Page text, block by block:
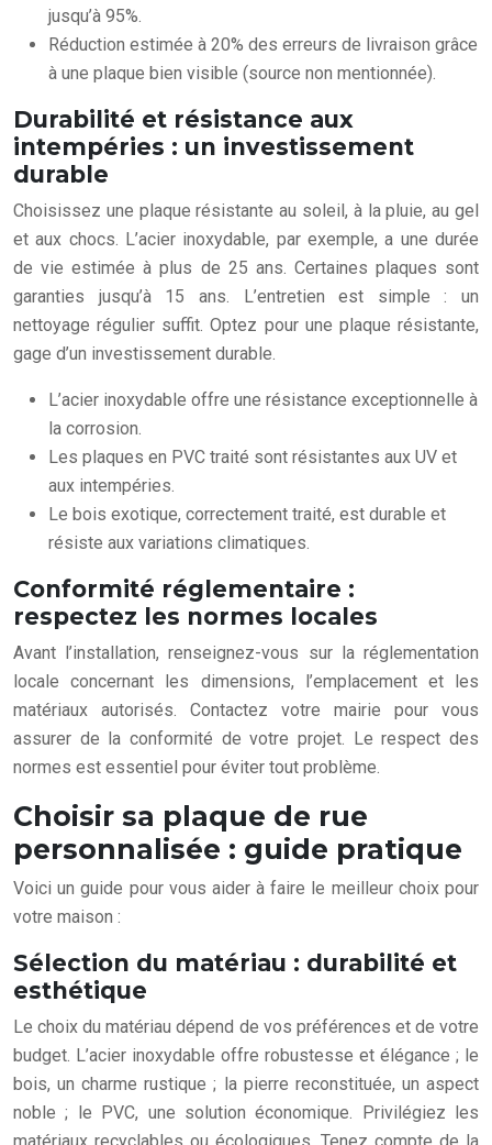
jusqu’à 95%.
Réduction estimée à 20% des erreurs de livraison grâce
à une plaque bien visible (source non mentionnée).
Durabilité et résistance aux
intempéries : un investissement
durable
Choisissez une plaque résistante au soleil, à la pluie, au gel
et aux chocs. L’acier inoxydable, par exemple, a une durée
de vie estimée à plus de 25 ans. Certaines plaques sont
garanties jusqu’à 15 ans. L’entretien est simple : un
nettoyage régulier suffit. Optez pour une plaque résistante,
gage d’un investissement durable.
L’acier inoxydable offre une résistance exceptionnelle à
la corrosion.
Les plaques en PVC traité sont résistantes aux UV et
aux intempéries.
Le bois exotique, correctement traité, est durable et
résiste aux variations climatiques.
Conformité réglementaire :
respectez les normes locales
Avant l’installation, renseignez-vous sur la réglementation
locale concernant les dimensions, l’emplacement et les
matériaux autorisés. Contactez votre mairie pour vous
assurer de la conformité de votre projet. Le respect des
normes est essentiel pour éviter tout problème.
Choisir sa plaque de rue
personnalisée : guide pratique
Voici un guide pour vous aider à faire le meilleur choix pour
votre maison :
Sélection du matériau : durabilité et
esthétique
Le choix du matériau dépend de vos préférences et de votre
budget. L’acier inoxydable offre robustesse et élégance ; le
bois, un charme rustique ; la pierre reconstituée, un aspect
noble ; le PVC, une solution économique. Privilégiez les